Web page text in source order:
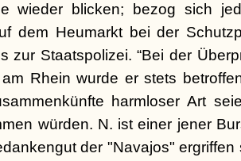
wieder blicken; bezog sich
dem Heumarkt bei der
zur Staatspolizei. “Bei der
Rhein wurde er stets
harmloser Art
würden. N. ist einer jener
der "Navajos"